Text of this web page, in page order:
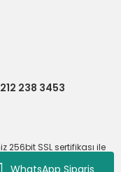
WhatsApp Siparis
238 3453
256bit SSL sertifikası ile